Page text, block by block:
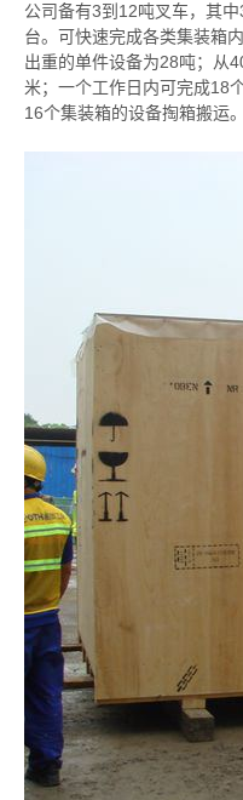
公司备有3到12吨叉车，其
台。可快速完成各类集装箱
出重的单件设备为28吨；从
米；一个工作日内可完成18
16个集装箱的设备掏箱搬运。